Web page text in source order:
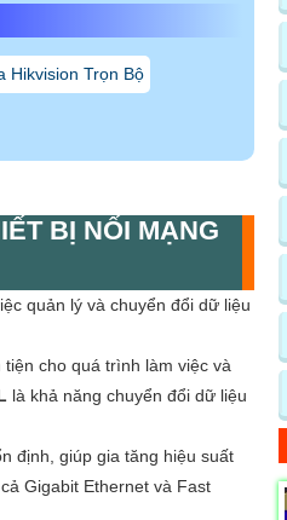
cho quá trình làm việc và
là khả năng chuyển đổi dữ liệu
định, giúp gia tăng hiệu suất
Gigabit Ethernet và Fast
việc xác định nhóm VLAN,
kế để tiết kiệm năng lượng và
trong thời gian dài.
chuyển đổi dữ liệuKX-
dữ liệu trong mạng.
tin cậy, sản phẩm này
làm việc.